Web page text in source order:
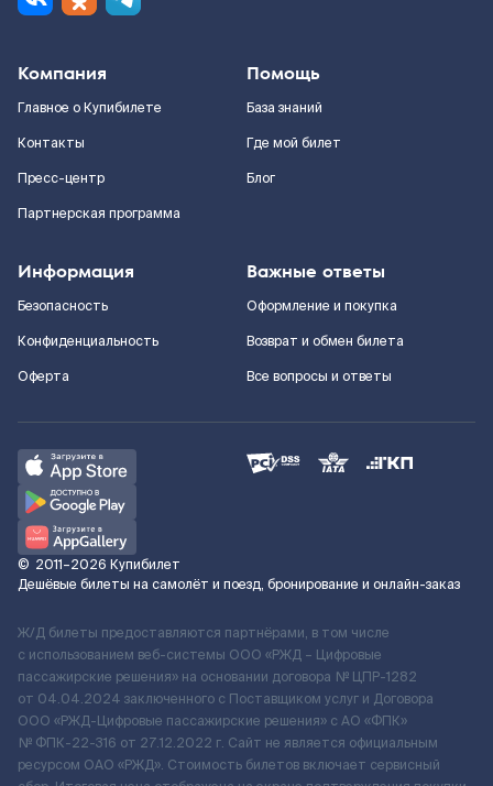
Компания
Главное о Купибилете
Контакты
Пресс-центр
Партнерская программа
Помощь
База знаний
Где мой билет
Блог
Информация
Безопасность
Конфиденциальность
Оферта
Важные ответы
Оформление и покупка
Возврат и обмен билета
Все вопросы и ответы
© 2011–2026 Купибилет
Дешёвые билеты на самолёт и поезд, бронирование и онлайн-заказ
Ж/Д билеты предоставляются партнёрами, в том числе
с использованием веб-системы ООО «РЖД – Цифровые
пассажирские решения» на основании договора № ЦПР-1282
от 04.04.2024 заключенного с Поставщиком услуг и Договора
ООО «РЖД-Цифровые пассажирские решения» c АО «ФПК»
№ ФПК-22-316 от 27.12.2022 г. Сайт не является официальным
ресурсом ОАО «РЖД». Стоимость билетов включает сервисный